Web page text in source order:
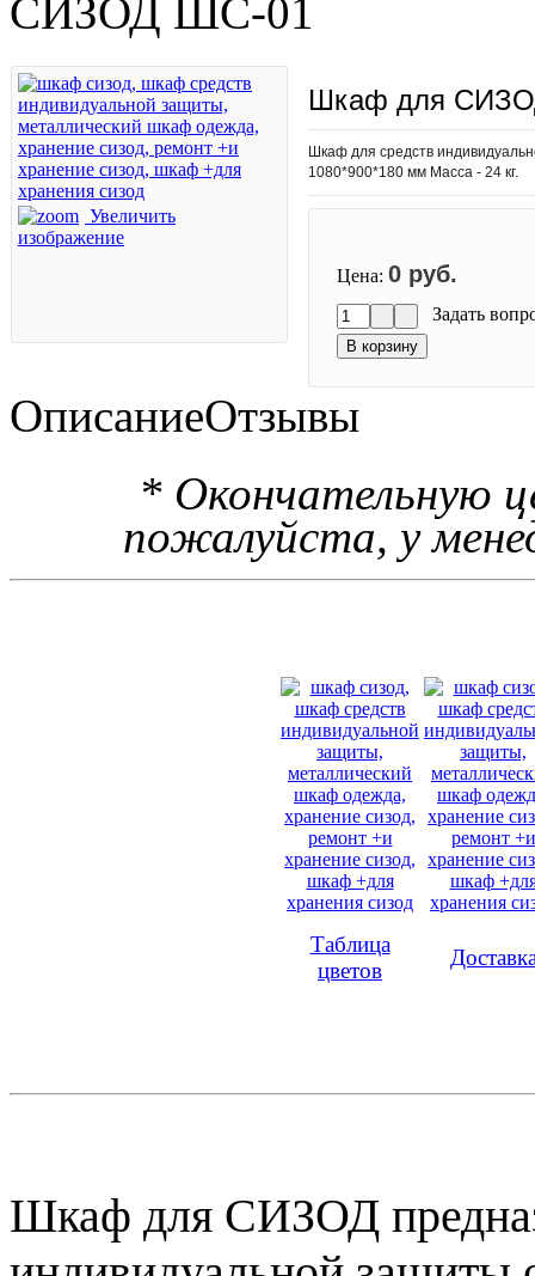
СИЗОД ШС-01
Увеличить
изображение
Шкаф для
Шкаф для средств
1080*900*180 мм Масса - 24 кг.
Цена: 0 руб.
Задать
ОписаниеОтзывы
* Окончательную
пожалуйста, у
Таблица
цветов
Шкаф для СИЗОД